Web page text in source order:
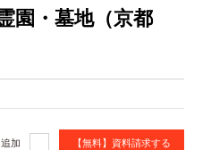
園・墓地（京都
加 【無料】資料請求する